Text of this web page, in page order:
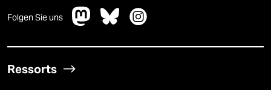
Folgen Sie uns
Ressorts